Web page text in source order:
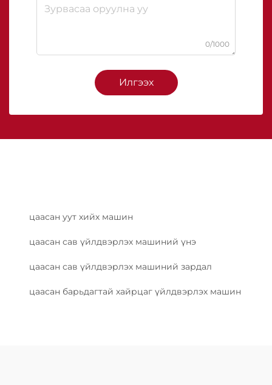
0/1000
Илгээх
цаасан уут хийх машин
цаасан сав үйлдвэрлэх машиний үнэ
цаасан сав үйлдвэрлэх машиний зардал
цаасан барьдагтай хайрцаг үйлдвэрлэх машин